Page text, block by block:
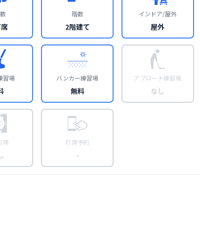
階数
2階建て
インドア/屋外
屋外
習場 バンカー練習場
無料
アプローチ練習場
なし
席 打席予約
-